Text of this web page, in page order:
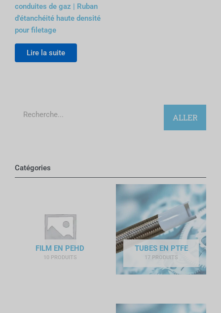
conduites de gaz | Ruban
d'étanchéité haute densité
pour filetage
Lire la suite
ALLER
Catégories
FILM EN PEHD
10 PRODUITS
TUBES EN PTFE
17 PRODUITS